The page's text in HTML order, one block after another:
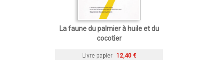
La faune du palmier à huile et du
cocotier
Livre papier 12,40 €